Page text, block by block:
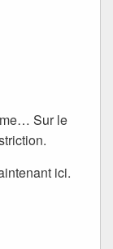
Sur le
ici.